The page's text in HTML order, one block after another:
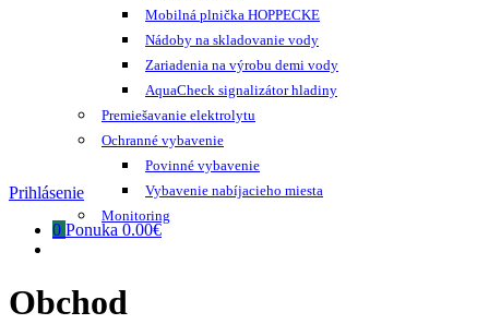
Mobilná plnička HOPPECKE
Nádoby na skladovanie vody
Zariadenia na výrobu demi vody
AquaCheck signalizátor hladiny
Premiešavanie elektrolytu
Ochranné vybavenie
Povinné vybavenie
Vybavenie nabíjacieho miesta
Monitoring
Prihlásenie
0 Ponuka 0.00€
Obchod